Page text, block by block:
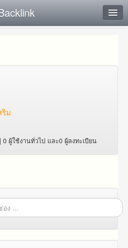
ม่?
ริม
ผู้ใช้งานทั่วไป และ0 ผู้ลงทะเบียน